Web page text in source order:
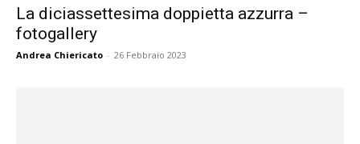
La diciassettesima doppietta azzurra –
fotogallery
Andrea Chiericato - 26 Febbraio 2023